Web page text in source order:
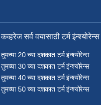
कव्हरेज सर्व वयासाठी टर्म इंन्श्योरेन्स
तुमच्या 20 च्या दशकात टर्म इंन्श्योरेन्स
तुमच्या 30 च्या दशकात टर्म इंन्श्योरेन्स
तुमच्या 40 च्या दशकात टर्म इंन्श्योरेन्स
तुमच्या 50 च्या दशकात टर्म इंन्श्योरेन्स